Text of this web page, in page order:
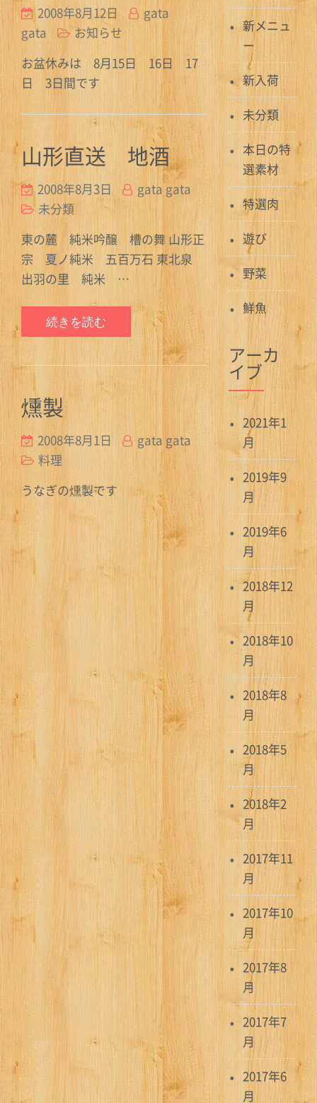
2008年8月12日
gata
gata
お知らせ
お盆休みは 8月15日 16日 17
日 3日間です
山形直送 地酒
2008年8月3日
gata gata
未分類
東の麓 純米吟醸 槽の舞 山形正
宗 夏ノ純米 五百万石 東北泉
出羽の里 純米 …
続きを読む
燻製
2008年8月1日
gata gata
料理
うなぎの燻製です
新メニュ
ー
新入荷
未分類
本日の特
選素材
特選肉
遊び
野菜
鮮魚
アーカ
イブ
2021年1
月
2019年9
月
2019年6
月
2018年12
月
2018年10
月
2018年8
月
2018年5
月
2018年2
月
2017年11
月
2017年10
月
2017年8
月
2017年7
月
2017年6
月